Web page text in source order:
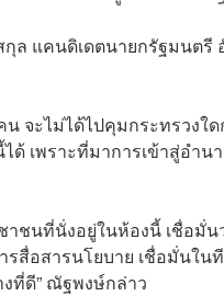
แคนดิเดตนายกรัฐมนตรี
จะไม่ได้ไปคุมกระทรวงใด
ด้ เพราะที่มาการเข้าสู่อํา
าชนที่นั่งอยู่ในห้องนี้ เชื่อ
สื่อสารนโยบาย เชื่อมั่นใ
ที่ดี” ณัฐพงษ์กล่าว